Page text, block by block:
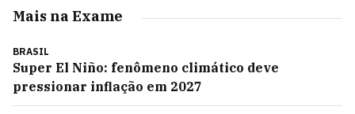
Mais na Exame
BRASIL
Super El Niño: fenômeno climático deve
pressionar inflação em 2027